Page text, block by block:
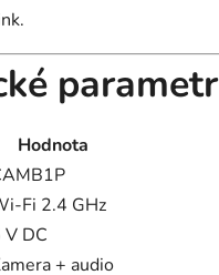
Hodnota
Fi 2.4 GHz
V DC
+ audio